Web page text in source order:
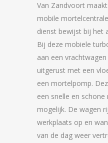
Van Zandvoort
mobile
dienst bewijst bij het
Bij deze mobiele
aan een
uitgerust met een
een mortelpomp.
een snelle en
mogelijk. De wagen
werkplaats op en
van de dag weer